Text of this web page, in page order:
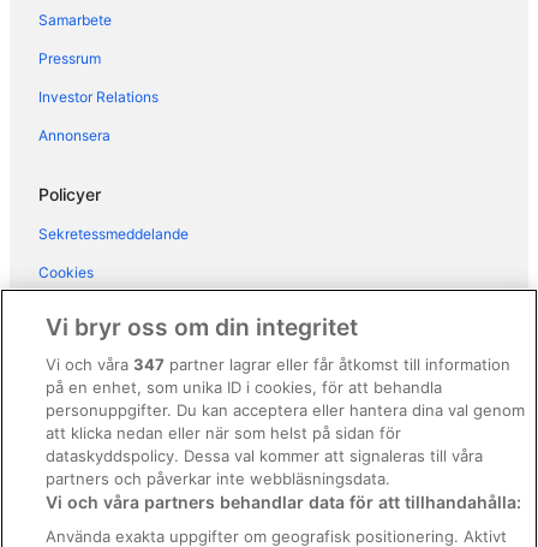
Husvagnscampingar i Kalmar
Lägenheter i Kalmar
Pensionat i Kalmar län
Husvagnscampingar i Kalmar län
Stugor i Kalmar
Pensionat i Kastlösa
B&B i Öland
Stugor i Öland
Gårdar i Stora Frö
Husvagnscampingar i Stora Frö
Samarbete
Pressrum
Investor Relations
Annonsera
Policyer
Sekretessmeddelande
Cookies
Regler och villkor för Vrbo
Tillgänglighetsanpassning
Juridisk information/Kontakta oss
Riktlinjer för innehåll och anmäla innehåll
Vi bryr oss om din integritet
Vi och våra347 partner lagrar eller får åtkomst till information
på en enhet, som unika ID i cookies, för att behandla
personuppgifter. Du kan acceptera eller hantera dina val genom
att klicka nedan eller när som helst på sidan för
dataskyddspolicy. Dessa val kommer att signaleras till våra
partners och påverkar inte webbläsningsdata.
Vi och våra partners behandlar data för att tillhandahålla:
Använda exakta uppgifter om geografisk positionering. Aktivt